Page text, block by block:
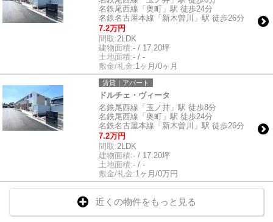
名鉄尾西線「奥町」駅 徒歩24分
名鉄名古屋本線「新木曽川」駅 徒歩26分
7.2万円
間取:2LDK
建物面積:- / 17.20坪
土地面積:- / -
敷金/礼金:1ヶ月/0ヶ月
賃貸｜アパート
ドルチェ・ヴィータ
名鉄尾西線「玉ノ井」駅 徒歩8分
名鉄尾西線「奥町」駅 徒歩24分
名鉄名古屋本線「新木曽川」駅 徒歩26分
7.2万円
間取:2LDK
建物面積:- / 17.20坪
土地面積:- / -
敷金/礼金:1ヶ月/0万円
近くの物件をもっと見る